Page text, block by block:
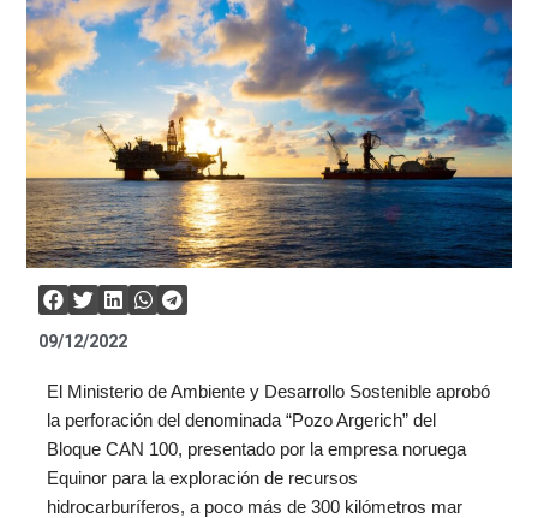
09/12/2022
El Ministerio de Ambiente y Desarrollo Sostenible aprobó
la perforación del denominada “Pozo Argerich” del
Bloque CAN 100, presentado por la empresa noruega
Equinor para la exploración de recursos
hidrocarburíferos, a poco más de 300 kilómetros mar